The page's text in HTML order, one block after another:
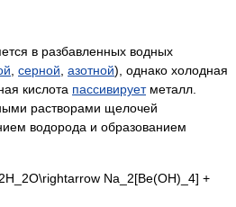
в разбавленных водных
серной азотной), однако холодная
кислота пассивируетметалл.
растворами щелочей
водорода и образованием